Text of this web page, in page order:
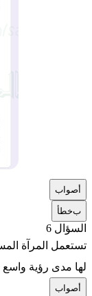
صواب
بخطأ
السؤال 6
تستعمل المرآة
لها مدى رؤية واسع
صواب